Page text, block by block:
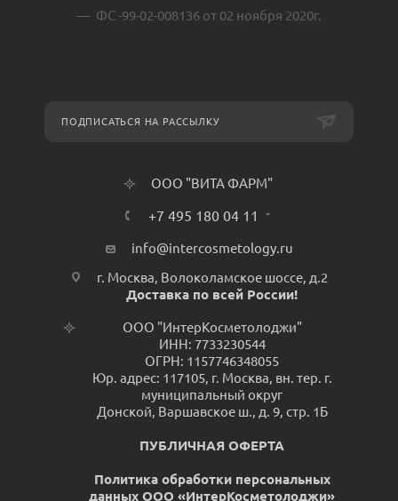
ФС -99-02-008136 от 02 ноября 2020г.
ПОДПИСАТЬСЯ НА РАССЫЛКУ
ООО "ВИТА ФАРМ"
+7 495 180 04 11
info@intercosmetology.ru
г. Москва, Волоколамское шоссе, д.2
Доставка по всей России!
ООО "ИнтерКосметолоджи"
ИНН: 7733230544
ОГРН: 1157746348055
Юр. адрес: 117105, г. Москва, вн. тер. г.
муниципальный округ
Донской, Варшавское ш., д. 9, стр. 1Б
ПУБЛИЧНАЯ ОФЕРТА
Политика обработки персональных
данных ООО «ИнтерКосметолоджи»